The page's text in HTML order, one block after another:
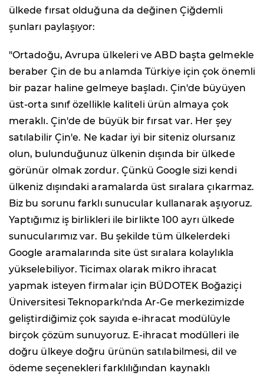
ülkede fırsat olduğuna da değinen Çiğdemli
şunları paylaşıyor:
"Ortadoğu, Avrupa ülkeleri ve ABD başta gelmekle
beraber Çin de bu anlamda Türkiye için çok önemli
bir pazar haline gelmeye başladı. Çin'de büyüyen
üst-orta sınıf özellikle kaliteli ürün almaya çok
meraklı. Çin'de de büyük bir fırsat var. Her şey
satılabilir Çin'e. Ne kadar iyi bir siteniz olursanız
olun, bulunduğunuz ülkenin dışında bir ülkede
görünür olmak zordur. Çünkü Google sizi kendi
ülkeniz dışındaki aramalarda üst sıralara çıkarmaz.
Biz bu sorunu farklı sunucular kullanarak aşıyoruz.
Yaptığımız iş birlikleri ile birlikte 100 ayrı ülkede
sunucularımız var. Bu şekilde tüm ülkelerdeki
Google aramalarında site üst sıralara kolaylıkla
yükselebiliyor. Ticimax olarak mikro ihracat
yapmak isteyen firmalar için BÜDOTEK Boğaziçi
Üniversitesi Teknoparkı'nda Ar-Ge merkezimizde
geliştirdiğimiz çok sayıda e-ihracat modülüyle
birçok çözüm sunuyoruz. E-ihracat modülleri ile
doğru ülkeye doğru ürünün satılabilmesi, dil ve
ödeme seçenekleri farklılığından kaynaklı